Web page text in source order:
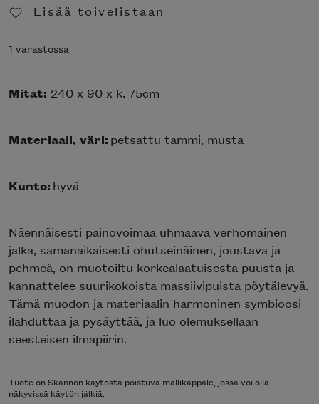
Lisää toivelistaan
1 varastossa
Mitat: 240 x 90 x k. 75cm
Materiaali, väri: petsattu tammi, musta
Kunto: hyvä
Näennäisesti painovoimaa uhmaava verhomainen
jalka, samanaikaisesti ohutseinäinen, joustava ja
pehmeä, on muotoiltu korkealaatuisesta puusta ja
kannattelee suurikokoista massiivipuista pöytälevyä.
Tämä muodon ja materiaalin harmoninen symbioosi
ilahduttaa ja pysäyttää, ja luo olemuksellaan
seesteisen ilmapiirin.
Tuote on Skannon käytöstä poistuva mallikappale, jossa voi olla
näkyvissä käytön jälkiä.